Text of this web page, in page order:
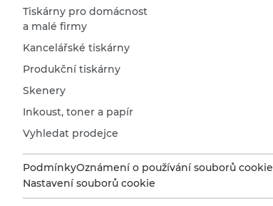
Tiskárny pro domácnost
a malé firmy
Kancelářské tiskárny
Produkční tiskárny
Skenery
Inkoust, toner a papír
Vyhledat prodejce
PodmínkyOznámení o používání souborů cookie
Nastavení souborů cookie